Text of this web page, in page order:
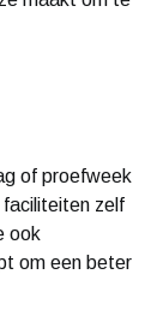
of proefweek
faciliteiten zelf
ook
om een beter